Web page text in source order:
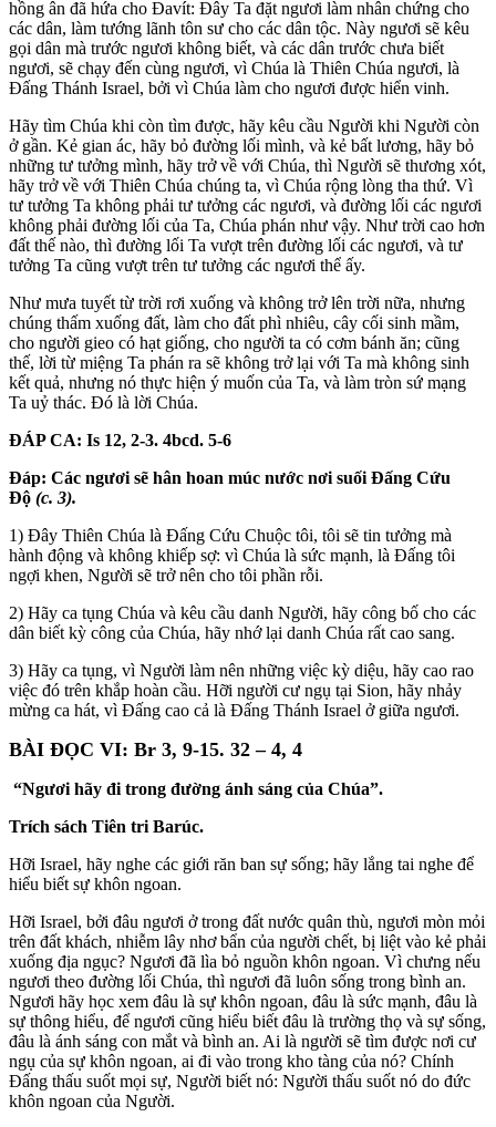
hồng ân đã hứa cho Đavít: Đây Ta đặt ngươi làm nhân chứng cho
các dân, làm tướng lãnh tôn sư cho các dân tộc. Này ngươi sẽ kêu
gọi dân mà trước ngươi không biết, và các dân trước chưa biết
ngươi, sẽ chạy đến cùng ngươi, vì Chúa là Thiên Chúa ngươi, là
Đấng Thánh Israel, bởi vì Chúa làm cho ngươi được hiển vinh.
Hãy tìm Chúa khi còn tìm được, hãy kêu cầu Người khi Người còn
ở gần. Kẻ gian ác, hãy bỏ đường lối mình, và kẻ bất lương, hãy bỏ
những tư tưởng mình, hãy trở về với Chúa, thì Người sẽ thương xót,
hãy trở về với Thiên Chúa chúng ta, vì Chúa rộng lòng tha thứ. Vì
tư tưởng Ta không phải tư tưởng các ngươi, và đường lối các ngươi
không phải đường lối của Ta, Chúa phán như vậy. Như trời cao hơn
đất thế nào, thì đường lối Ta vượt trên đường lối các ngươi, và tư
tưởng Ta cũng vượt trên tư tưởng các ngươi thể ấy.
Như mưa tuyết từ trời rơi xuống và không trở lên trời nữa, nhưng
chúng thấm xuống đất, làm cho đất phì nhiêu, cây cối sinh mầm,
cho người gieo có hạt giống, cho người ta có cơm bánh ăn; cũng
thế, lời từ miệng Ta phán ra sẽ không trở lại với Ta mà không sinh
kết quả, nhưng nó thực hiện ý muốn của Ta, và làm tròn sứ mạng
Ta uỷ thác. Đó là lời Chúa.
ĐÁP CA: Is 12, 2-3. 4bcd. 5-6
Đáp: Các ngươi sẽ hân hoan múc nước nơi suối Đấng Cứu
Độ (c. 3).
1) Đây Thiên Chúa là Đấng Cứu Chuộc tôi, tôi sẽ tin tưởng mà
hành động và không khiếp sợ: vì Chúa là sức mạnh, là Đấng tôi
ngợi khen, Người sẽ trở nên cho tôi phần rỗi.
2) Hãy ca tụng Chúa và kêu cầu danh Người, hãy công bố cho các
dân biết kỳ công của Chúa, hãy nhớ lại danh Chúa rất cao sang.
3) Hãy ca tụng, vì Người làm nên những việc kỳ diệu, hãy cao rao
việc đó trên khắp hoàn cầu. Hỡi người cư ngụ tại Sion, hãy nhảy
mừng ca hát, vì Đấng cao cả là Đấng Thánh Israel ở giữa ngươi.
BÀI ĐỌC VI: Br 3, 9-15. 32 – 4, 4
“Ngươi hãy đi trong đường ánh sáng của Chúa”.
Trích sách Tiên tri Barúc.
Hỡi Israel, hãy nghe các giới răn ban sự sống; hãy lắng tai nghe để
hiểu biết sự khôn ngoan.
Hỡi Israel, bởi đâu ngươi ở trong đất nước quân thù, ngươi mòn mỏi
trên đất khách, nhiễm lây nhơ bẩn của người chết, bị liệt vào kẻ phải
xuống địa ngục? Ngươi đã lìa bỏ nguồn khôn ngoan. Vì chưng nếu
ngươi theo đường lối Chúa, thì ngươi đã luôn sống trong bình an.
Ngươi hãy học xem đâu là sự khôn ngoan, đâu là sức mạnh, đâu là
sự thông hiểu, để ngươi cũng hiểu biết đâu là trường thọ và sự sống,
đâu là ánh sáng con mắt và bình an. Ai là người sẽ tìm được nơi cư
ngụ của sự khôn ngoan, ai đi vào trong kho tàng của nó? Chính
Đấng thấu suốt mọi sự, Người biết nó: Người thấu suốt nó do đức
khôn ngoan của Người.